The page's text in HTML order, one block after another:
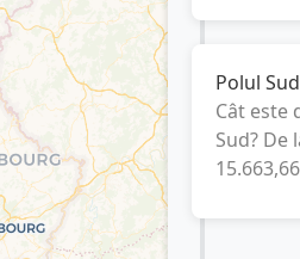
Polul
Cât este
Sud? De
15.663,66